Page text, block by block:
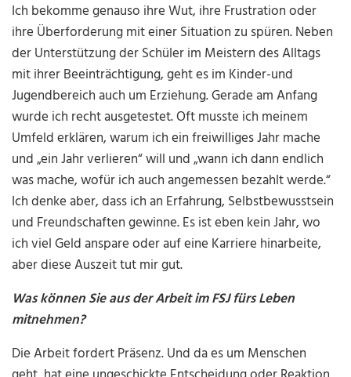
Ich bekomme genauso ihre Wut, ihre Frustration oder
ihre Überforderung mit einer Situation zu spüren. Neben
der Unterstützung der Schüler im Meistern des Alltags
mit ihrer Beeinträchtigung, geht es im Kinder-und
Jugendbereich auch um Erziehung. Gerade am Anfang
wurde ich recht ausgetestet. Oft musste ich meinem
Umfeld erklären, warum ich ein freiwilliges Jahr mache
und „ein Jahr verlieren“ will und „wann ich dann endlich
was mache, wofür ich auch angemessen bezahlt werde.“
Ich denke aber, dass ich an Erfahrung, Selbstbewusstsein
und Freundschaften gewinne. Es ist eben kein Jahr, wo
ich viel Geld anspare oder auf eine Karriere hinarbeite,
aber diese Auszeit tut mir gut.
Was können Sie aus der Arbeit im FSJ fürs Leben
mitnehmen?
Die Arbeit fordert Präsenz. Und da es um Menschen